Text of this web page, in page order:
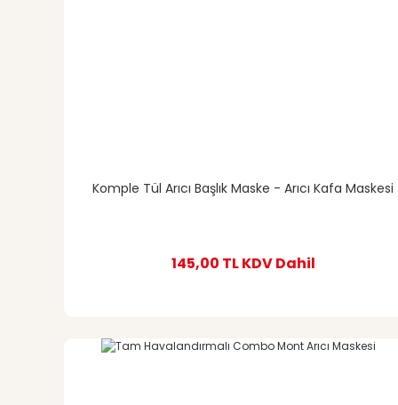
Komple Tül Arıcı Başlık Maske - Arıcı Kafa Maskesi
145,00 TLKDV Dahil